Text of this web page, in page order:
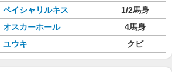
ペイシャリルキス
1/2馬身
オスカーホール
4馬身
ユウキ クビ